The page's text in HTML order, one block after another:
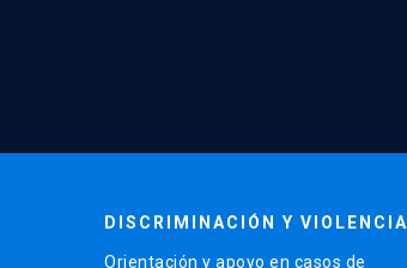
DISCRIMINACIÓN Y VIOLENCIA
Orientación y apoyo en casos de